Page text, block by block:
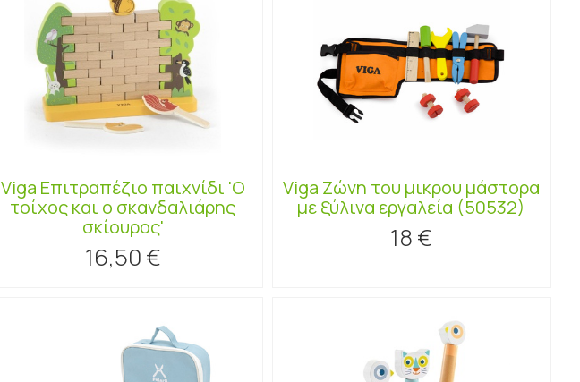
Viga Επιτραπέζιο παιχνίδι 'Ο
τοίχος και ο σκανδαλιάρης
σκίουρος'
16,50 €
Viga Ζώνη του μικρου μάστορα
με ξύλινα εργαλεία (50532)
18 €